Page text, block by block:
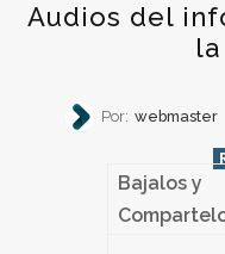
Audios del
la
Por: webmaster
Bajalos y